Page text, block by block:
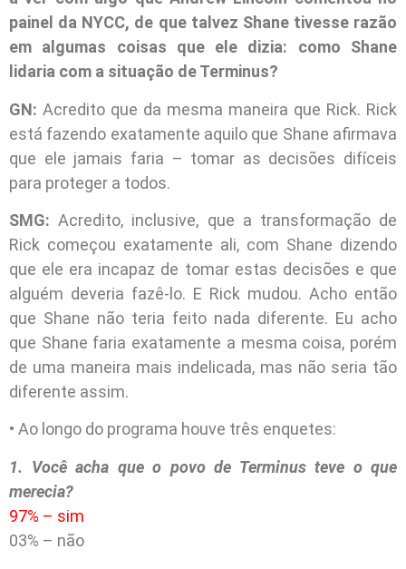
painel da NYCC, de que talvez Shane tivesse razão
em algumas coisas que ele dizia: como Shane
lidaria com a situação de Terminus?
GN: Acredito que da mesma maneira que Rick. Rick
está fazendo exatamente aquilo que Shane afirmava
que ele jamais faria – tomar as decisões difíceis
para proteger a todos.
SMG: Acredito, inclusive, que a transformação de
Rick começou exatamente ali, com Shane dizendo
que ele era incapaz de tomar estas decisões e que
alguém deveria fazê-lo. E Rick mudou. Acho então
que Shane não teria feito nada diferente. Eu acho
que Shane faria exatamente a mesma coisa, porém
de uma maneira mais indelicada, mas não seria tão
diferente assim.
• Ao longo do programa houve três enquetes:
1. Você acha que o povo de Terminus teve o que
merecia?
97% – sim
03% – não